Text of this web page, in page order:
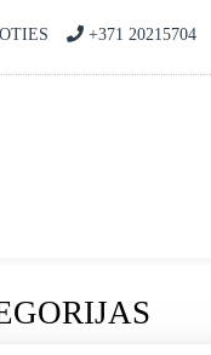
+371 20215704